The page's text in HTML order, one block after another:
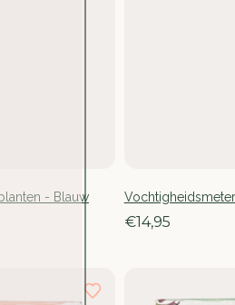
- Blauw
€14,95